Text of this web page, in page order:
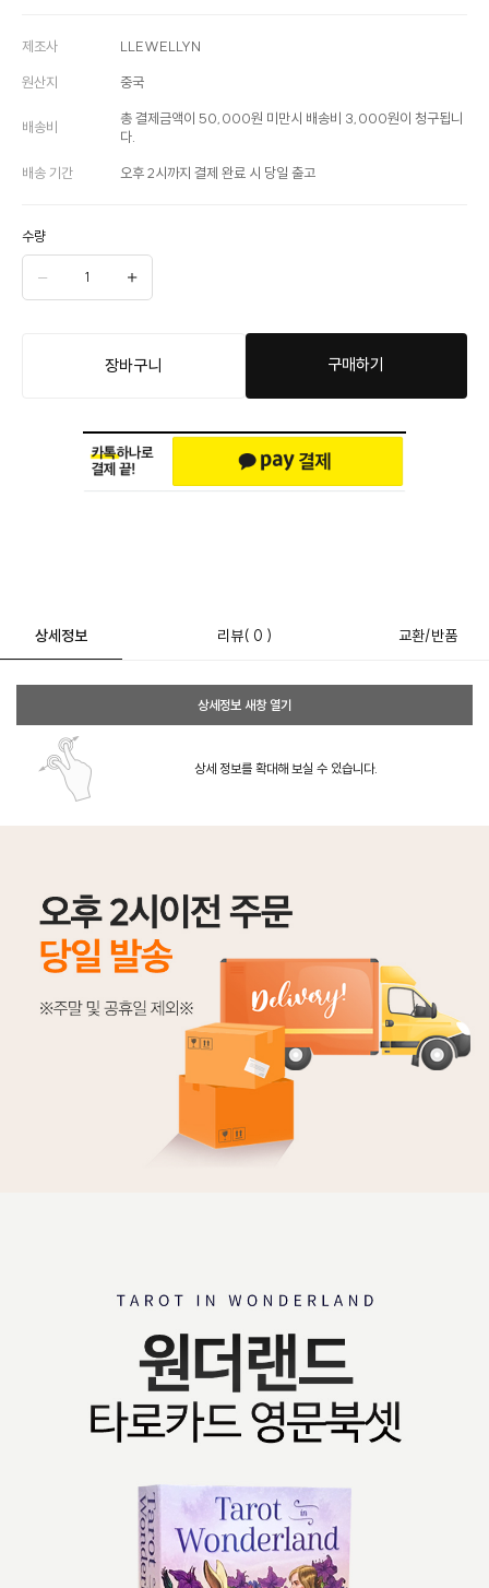
제조사 LLEWELLYN
원산지 중국
배송비
총 결제금액이 50,000원 미만시 배송비 3,000원이 청구됩니
다.
배송 기간 오후 2시까지 결제 완료 시 당일 출고
수량
장바구니 구매하기
상세정보 리뷰( 0 ) 교환/반품
상세정보 새창 열기
상세 정보를 확대해 보실 수 있습니다.